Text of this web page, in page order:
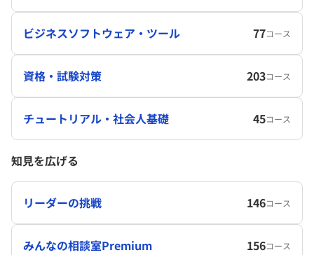
ビジネスソフトウェア・ツール 77コース
資格・試験対策 203コース
チュートリアル・社会人基礎 45コース
知見を広げる
リーダーの挑戦 146コース
みんなの相談室Premium 156コース